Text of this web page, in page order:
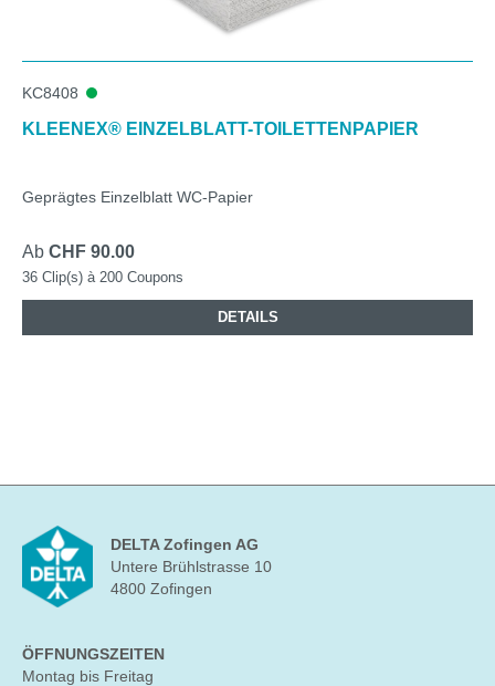
KC8408
KLEENEX® EINZELBLATT-TOILETTENPAPIER
Geprägtes Einzelblatt WC-Papier
Ab CHF 90.00
36 Clip(s) à 200 Coupons
DETAILS
DELTA Zofingen AG
Untere Brühlstrasse 10
4800 Zofingen
ÖFFNUNGSZEITEN
Montag bis Freitag